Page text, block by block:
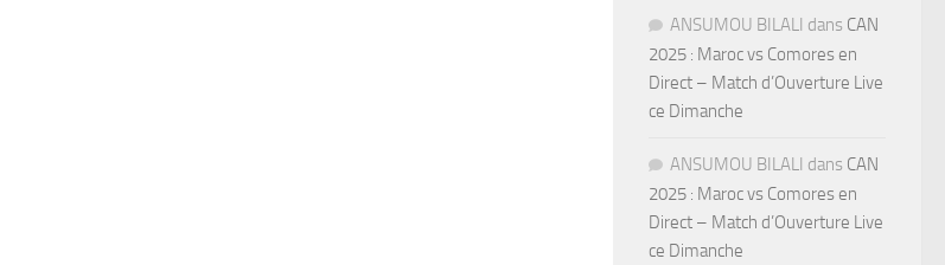
ANSUMOU BILALI dans CAN
2025 : Maroc vs Comores en
Direct – Match d’Ouverture Live
ce Dimanche
ANSUMOU BILALI dans CAN
2025 : Maroc vs Comores en
Direct – Match d’Ouverture Live
ce Dimanche